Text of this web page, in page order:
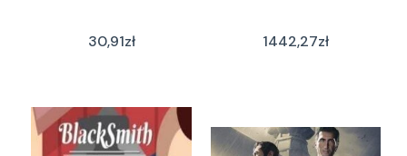
30,91zł 1442,27zł